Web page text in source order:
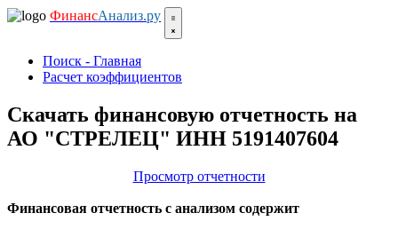
ФинансАнализ.ру
Поиск - Главная
Расчет коэффициентов
Скачать финансовую отчетность на
АО "СТРЕЛЕЦ" ИНН 5191407604
Просмотр отчетности
Финансовая отчетность с анализом содержит